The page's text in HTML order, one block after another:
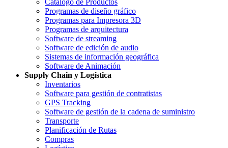
Catálogo de Productos
Programas de diseño gráfico
Programas para Impresora 3D
Programas de arquitectura
Software de streaming
Software de edición de audio
Sistemas de información geográfica
Software de Animación
Supply Chain y Logística
Inventarios
Software para gestión de contratistas
GPS Tracking
Software de gestión de la cadena de suministro
Transporte
Planificación de Rutas
Compras